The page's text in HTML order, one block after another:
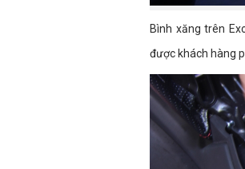
Bình xăng trên
được khách hàng